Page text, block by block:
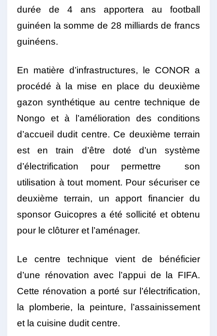
durée de 4 ans apportera au football
guinéen la somme de 28 milliards de francs
guinéens.
En matière d’infrastructures, le CONOR a
procédé à la mise en place du deuxième
gazon synthétique au centre technique de
Nongo et à l’amélioration des conditions
d’accueil dudit centre. Ce deuxième terrain
est en train d’être doté d’un système
d’électrification pour permettre son
utilisation à tout moment. Pour sécuriser ce
deuxième terrain, un apport financier du
sponsor Guicopres a été sollicité et obtenu
pour le clôturer et l’aménager.
Le centre technique vient de bénéficier
d’une rénovation avec l’appui de la FIFA.
Cette rénovation a porté sur l’électrification,
la plomberie, la peinture, l’assainissement
et la cuisine dudit centre.